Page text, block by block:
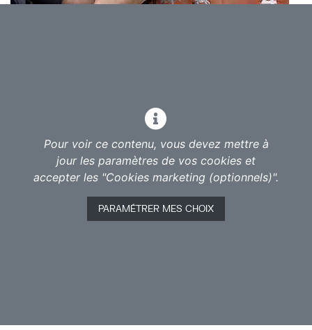
The Darjeeling Limited de Wes Anderson (2007 –
Trois frères, fâchés depuis la mort de leur père, se
retrouvent pour un voyage en train à travers une
partie de l’Inde. Le but : oublier les différends, se
rapprocher pour mieux se comprendre et atteindre
Pour voir ce contenu, vous devez mettre à
jour les paramètres de vos cookies et
accepter les "Cookies marketing (optionnels)".
PARAMÉTRER MES CHOIX